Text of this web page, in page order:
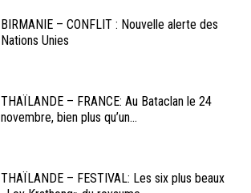
BIRMANIE – CONFLIT : Nouvelle alerte des
Nations Unies
THAÏLANDE – FRANCE: Au Bataclan le 24
novembre, bien plus qu’un...
THAÏLANDE – FESTIVAL: Les six plus beaux